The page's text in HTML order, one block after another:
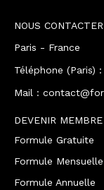
NOUS CONTACTER
Paris - France
Téléphone (Paris)
Mail :
DEVENIR MEMBRE
Formule Gratuite
Formule Mensuelle
Formule Annuelle